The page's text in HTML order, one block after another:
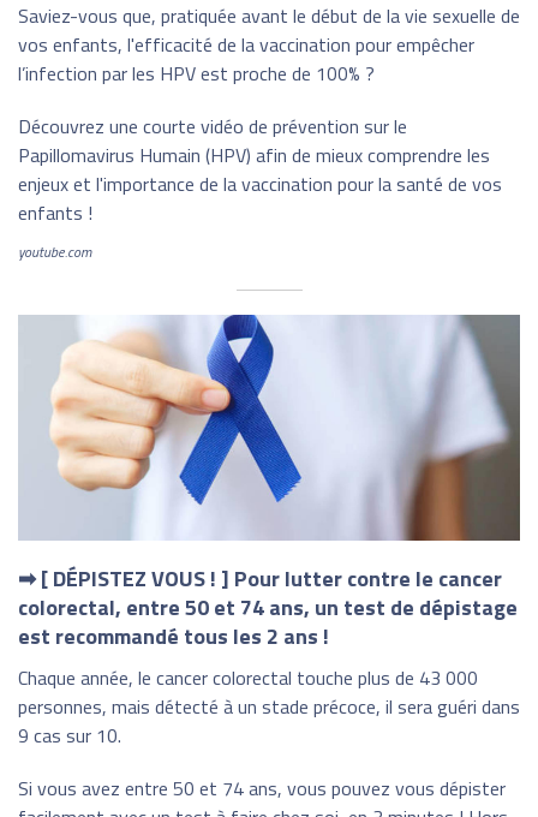
Saviez-vous que, pratiquée avant le début de la vie sexuelle de
vos enfants, l'efficacité de la vaccination pour empêcher
l’infection par les HPV est proche de 100% ?
Découvrez une courte vidéo de prévention sur le
Papillomavirus Humain (HPV) afin de mieux comprendre les
enjeux et l'importance de la vaccination pour la santé de vos
enfants !
youtube.com
➡ [ DÉPISTEZ VOUS ! ] Pour lutter contre le cancer
colorectal, entre 50 et 74 ans, un test de dépistage
est recommandé tous les 2 ans !
Chaque année, le cancer colorectal touche plus de 43 000
personnes, mais détecté à un stade précoce, il sera guéri dans
9 cas sur 10.
Si vous avez entre 50 et 74 ans, vous pouvez vous dépister